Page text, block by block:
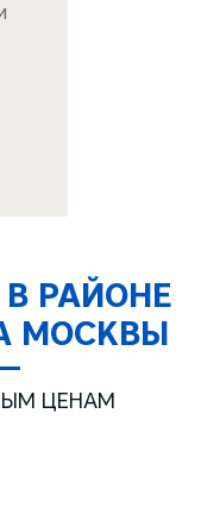
РАЙОНЕ
МОСКВЫ
ЦЕНАМ